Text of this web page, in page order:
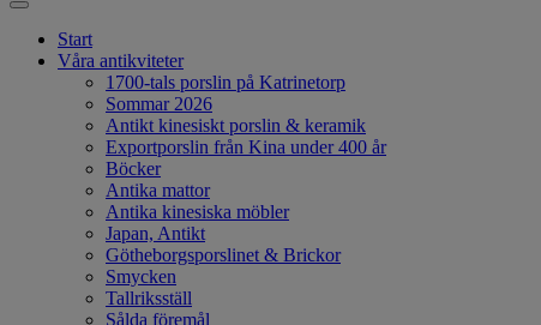
Start
Våra antikviteter
1700-tals porslin på Katrinetorp
Sommar 2026
Antikt kinesiskt porslin & keramik
Exportporslin från Kina under 400 år
Böcker
Antika mattor
Antika kinesiska möbler
Japan, Antikt
Götheborgsporslinet & Brickor
Smycken
Tallriksställ
Sålda föremål